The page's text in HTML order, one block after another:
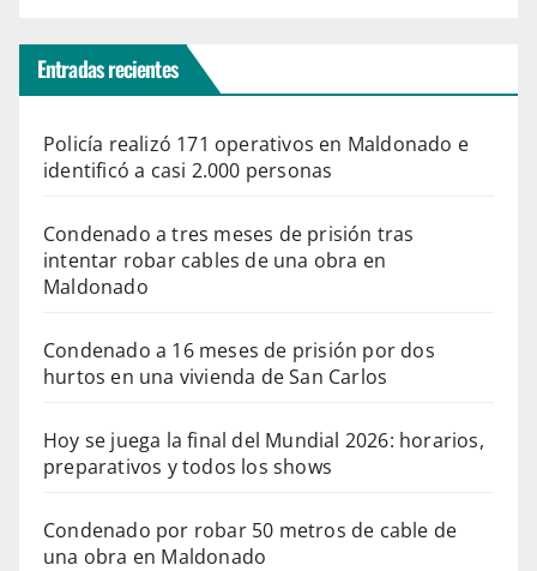
Entradas recientes
Policía realizó 171 operativos en Maldonado e
identificó a casi 2.000 personas
Condenado a tres meses de prisión tras
intentar robar cables de una obra en
Maldonado
Condenado a 16 meses de prisión por dos
hurtos en una vivienda de San Carlos
Hoy se juega la final del Mundial 2026: horarios,
preparativos y todos los shows
Condenado por robar 50 metros de cable de
una obra en Maldonado